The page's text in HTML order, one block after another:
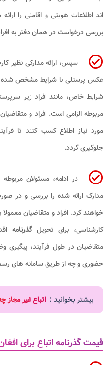
اند اطلاعات هویتی و اقامتی را
بررسی درخواست در همان دفتر به
سپس، ارائه مدارکی نظیر
عکس پرسنلی با شرایط مشخص شده،
شرایط خاص، مانند افراد زیر
مربوطه الزامی است. افراد و
مورد نیاز اطلاع کسب کنند تا
جلوگیری گردد.
در ادامه، مسئولان مربوطه
مدارک ارائه شده را بررسی و در
خواهند کرد. افراد و متقاضیان
کارشناسی، برای تحویلگذرنامه
متقاضیان در طول فرآیند،
حضوری و چه از طریق سامانه های
بیشتر بخوانید : اتباع غیر
قیمت گذرنامه اتباع برای